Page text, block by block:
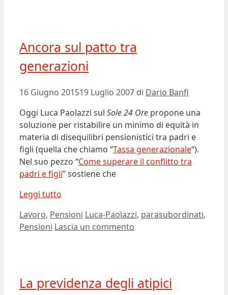
Ancora sul patto tra
generazioni
16 Giugno 201519 Luglio 2007 di Dario Banfi
Oggi Luca Paolazzi sul Sole 24 Ore propone una
soluzione per ristabilire un minimo di equità in
materia di disequilibri pensionistici tra padri e
figli (quella che chiamo “Tassa generazionale“).
Nel suo pezzo “Come superare il conflitto tra
padri e figli” sostiene che
Leggi tutto
Categorie
Lavoro, Pensioni Tag
Luca-Paolazzi, parasubordinati,
Pensioni Lascia un commento
La previdenza degli atipici